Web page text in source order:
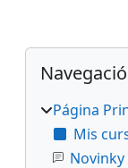
Bloques
Salta
Página
Mis
Novinky